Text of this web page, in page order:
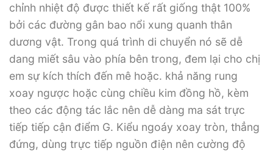
chỉnh nhiệt độ được thiết kế rất giống thật 100%
bởi các đường gân bao nổi xung quanh thân
dương vật. Trong quá trình di chuyển nó sẽ dễ
dang miết sâu vào phía bên trong, đem lại cho chị
em sự kích thích đến mê hoặc. khả năng rung
xoay ngược hoặc cùng chiều kim đồng hồ, kèm
theo các động tác lắc nên dễ dàng ma sát trực
tiếp tiếp cận điểm G. Kiểu ngoáy xoay tròn, thẳng
đứng, dùng trực tiếp nguồn điện nên cường độ